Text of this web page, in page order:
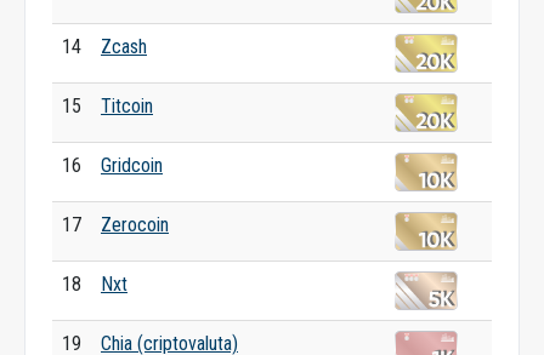
14 Zcash
15 Titcoin
16 Gridcoin
17 Zerocoin
18 Nxt
19 Chia (criptovaluta)